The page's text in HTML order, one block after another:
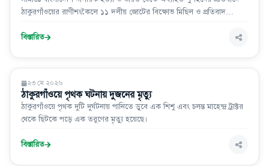
ঠাকুরগাঁওয়ের রাণীশংকৈলে ১১ দলীয় জোটের বিক্ষোভ মিছিল ও প্রতিবাদ
বিস্তারিত
সারা দেশ
২৩ মে ২০২৬
ঠাকুরগাঁওয়ে পৃথক ঘটনায় দুজনের মৃত্যু
ঠাকুরগাঁওয়ে পৃথক দুটি দুর্ঘটনায় পানিতে ডুবে এক শিশু এবং চলন্ত মাহেন্দ্র ট্রাক্টর
থেকে ছিটকে পড়ে এক তরুণের মৃত্যু হয়েছে।
বিস্তারিত